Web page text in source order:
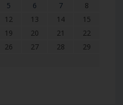
5 6 7
8
12 13 14
15
19 20 21
22
26 27 28
29